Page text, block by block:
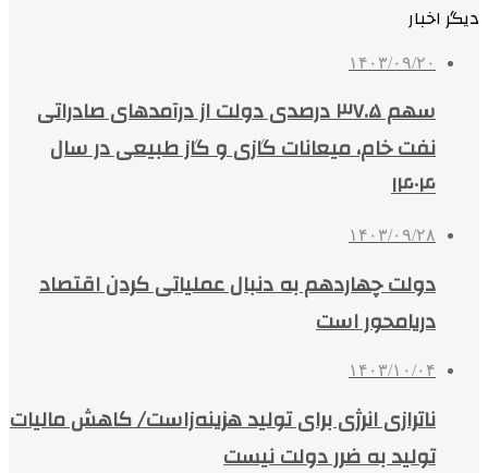
دیگر اخبار
۱۴۰۳/۰۹/۲۰
سهم ۳۷.۵ درصدی دولت از درآمدهای صادراتی
نفت خام، میعانات گازی و گاز طبیعی در سال
۱۴۰۴
۱۴۰۳/۰۹/۲۸
دولت چهاردهم به دنبال عملیاتی کردن اقتصاد
دریامحور است
۱۴۰۳/۱۰/۰۴
ناترازی انرژی برای تولید هزینه‌زاست/ کاهش مالیات
تولید به ضرر دولت نیست